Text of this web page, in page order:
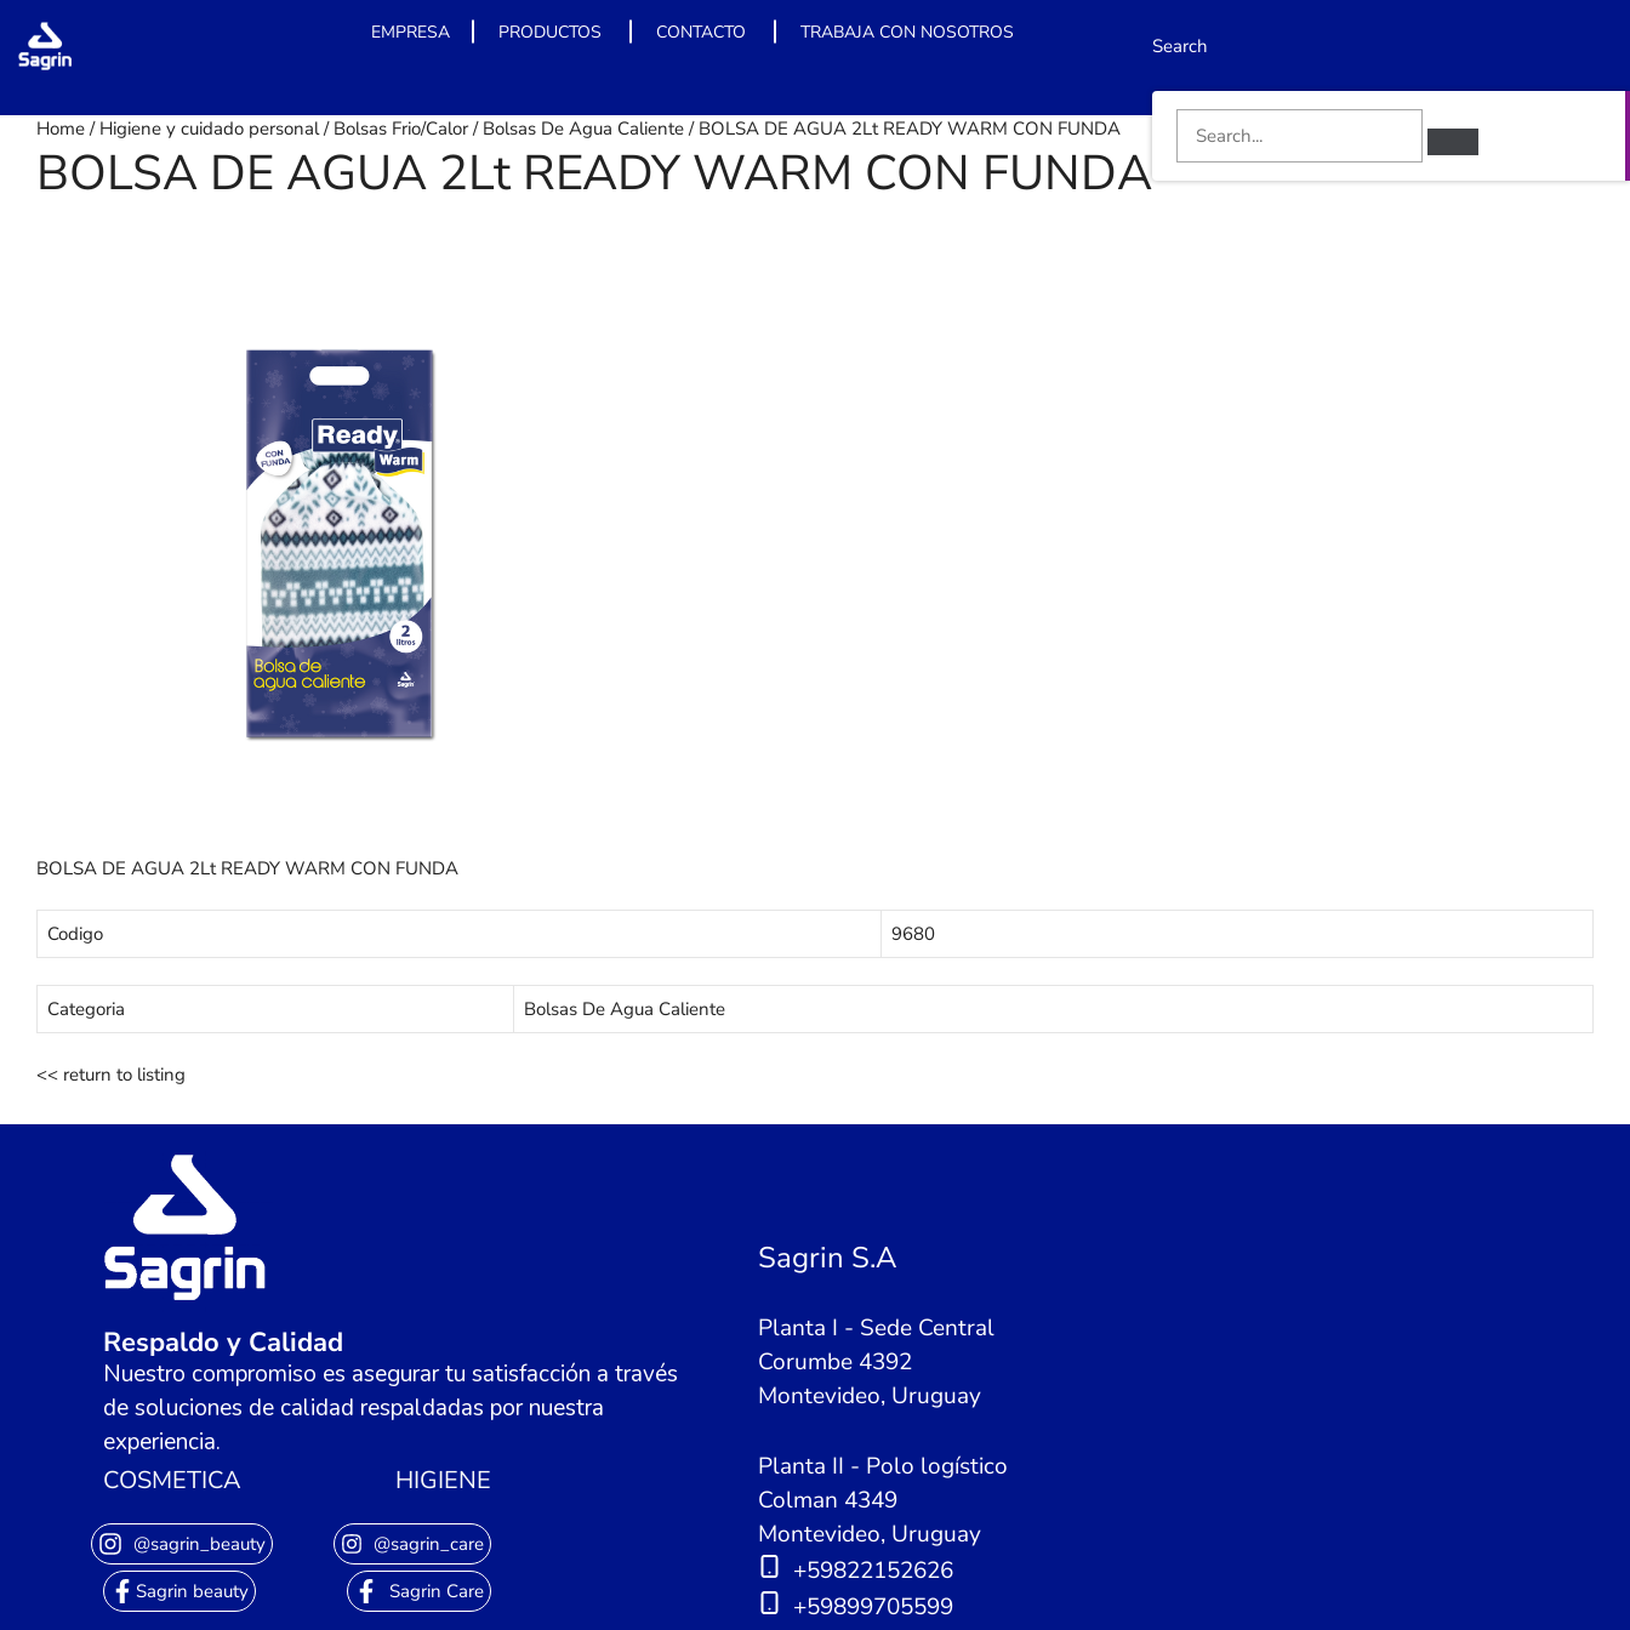
EMPRESA PRODUCTOS CONTACTO TRABAJA CON NOSOTROS
Search
content
Home/ Higiene y cuidado personal/ Bolsas Frio/Calor/ Bolsas De Agua Caliente/ BOLSA DE AGUA 2Lt READY WARM CON FUNDA
BOLSA DE AGUA 2Lt READY WARM CON FUNDA
BOLSA DE AGUA 2Lt READY WARM CON FUNDA
Codigo 9680
Categoria Bolsas De Agua Caliente
<< return to listing
Respaldo y Calidad
Nuestro compromiso es asegurar tu satisfacción a través
de soluciones de calidad respaldadas por nuestra
experiencia.
Sagrin S.A
Planta I - Sede Central
Corumbe 4392
Montevideo, Uruguay
Planta II - Polo logístico
Colman 4349
Montevideo, Uruguay
+59822152626
+59899705599
COSMETICA
@sagrin_beauty
Sagrin beauty
HIGIENE
@sagrin_care
Sagrin Care